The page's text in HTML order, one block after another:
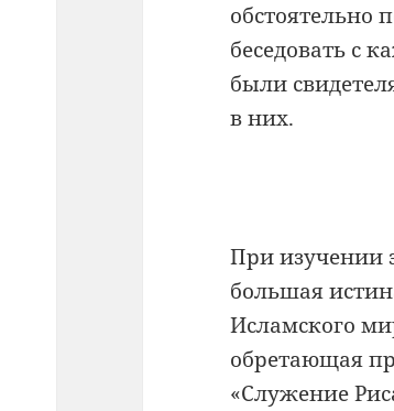
обстоятельно
беседовать с
были
в них.
При изучении
большая
Исламского
обретающая
«Служение